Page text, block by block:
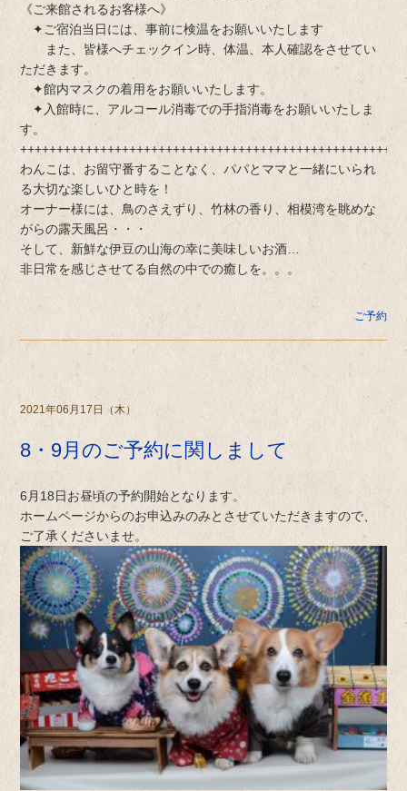
《ご来館されるお客様へ》
✦ご宿泊当日には、事前に検温をお願いいたします
また、皆様へチェックイン時、体温、本人確認をさせてい
ただきます。
✦館内マスクの着用をお願いいたします。
✦入館時に、アルコール消毒での手指消毒をお願いいたしま
す。
わんこは、お留守番することなく、パパとママと一緒にいられ
る大切な楽しいひと時を！
オーナー様には、鳥のさえずり、竹林の香り、相模湾を眺めな
がらの露天風呂・・・
そして、新鮮な伊豆の山海の幸に美味しいお酒…
非日常を感じさせてる自然の中での癒しを。。。
ご予約
2021年06月17日（木）
8・9月のご予約に関しまして
6月18日お昼頃の予約開始となります。
ホームページからのお申込みのみとさせていただきますので、
ご了承くださいませ。